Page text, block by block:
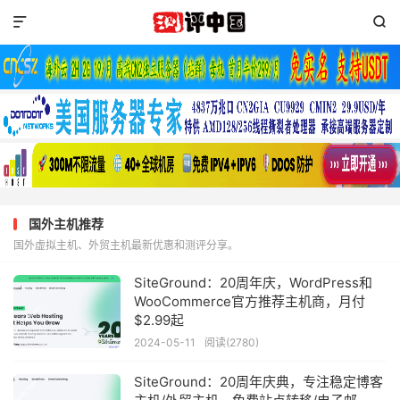


国外主机推荐
国外虚拟主机、外贸主机最新优惠和测评分享。
SiteGround：20周年庆，WordPress和
WooCommerce官方推荐主机商，月付
$2.99起
2024-05-11 阅读(2780)
SiteGround：20周年庆典，专注稳定博客